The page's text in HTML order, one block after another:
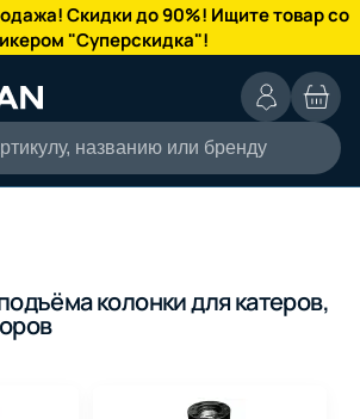
Скидки до 90%! Ищите товар со
"Суперскидка"!
названию или бренду
колонки для катеров,